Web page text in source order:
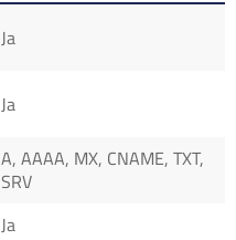
Ja
Ja
A, AAAA, MX, CNAME, TXT,
SRV
Ja